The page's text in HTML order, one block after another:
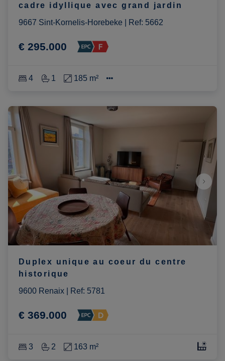
cadre idyllique avec grand jardin
9667 Sint-Kornelis-Horebeke
Ref: 5662
€ 295.000
4 1 185 m²
Duplex unique au coeur du centre
historique
9600 Renaix
Ref: 5781
€ 369.000
3 2 163 m²